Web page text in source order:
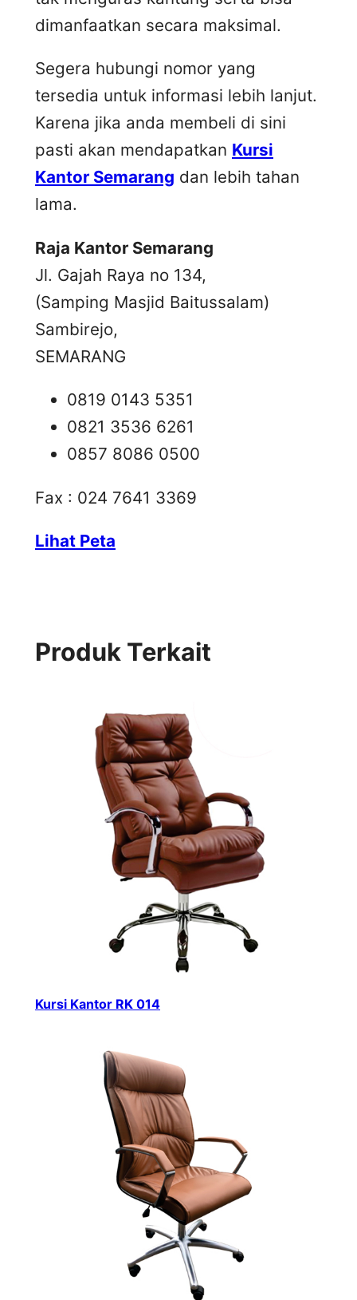
dimanfaatkan secara maksimal.
Segera hubungi nomor yang
tersedia untuk informasi lebih lanjut.
Karena jika anda membeli di sini
pasti akan mendapatkan Kursi
Kantor Semarang dan lebih tahan
lama.
Raja Kantor Semarang
Jl. Gajah Raya no 134,
(Samping Masjid Baitussalam)
Sambirejo,
SEMARANG
0819 0143 5351
0821 3536 6261
0857 8086 0500
Fax : 024 7641 3369
Lihat Peta
Produk Terkait
Kursi Kantor RK 014